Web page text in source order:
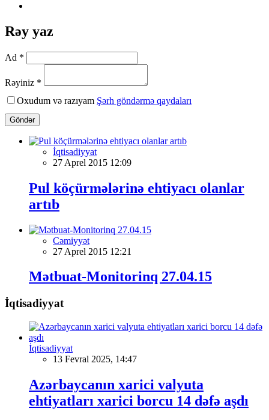
Rəy yaz
Ad *
Rəyiniz *
Oxudum və razıyam Şərh göndərmə qaydaları
Göndər
İqtisadiyyat
27 Aprel 2015 12:09
Pul köçürmələrinə ehtiyacı olanlar
artıb
Cəmiyyət
27 Aprel 2015 12:21
Mətbuat-Monitorinq 27.04.15
İqtisadiyyat
İqtisadiyyat
13 Fevral 2025, 14:47
Azərbaycanın xarici valyuta
ehtiyatları xarici borcu 14 dəfə aşdı